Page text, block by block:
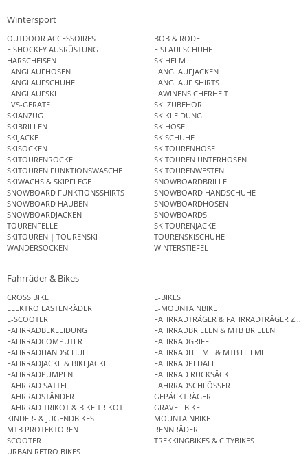
Wintersport
OUTDOOR ACCESSOIRES
BOB & RODEL
EISHOCKEY AUSRÜSTUNG
EISLAUFSCHUHE
HARSCHEISEN
SKIHELM
LANGLAUFHOSEN
LANGLAUFJACKEN
LANGLAUFSCHUHE
LANGLAUF SHIRTS
LANGLAUFSKI
LAWINENSICHERHEIT
LVS-GERÄTE
SKI ZUBEHÖR
SKIANZUG
SKIKLEIDUNG
SKIBRILLEN
SKIHOSE
SKIJACKE
SKISCHUHE
SKISOCKEN
SKITOURENHOSE
SKITOURENRÖCKE
SKITOUREN UNTERHOSEN
SKITOUREN FUNKTIONSWÄSCHE
SKITOURENWESTEN
SKIWACHS & SKIPFLEGE
SNOWBOARDBRILLE
SNOWBOARD FUNKTIONSSHIRTS
SNOWBOARD HANDSCHUHE
SNOWBOARD HAUBEN
SNOWBOARDHOSEN
SNOWBOARDJACKEN
SNOWBOARDS
TOURENFELLE
SKITOURENJACKE
SKITOUREN | TOURENSKI
TOURENSKISCHUHE
WANDERSOCKEN
WINTERSTIEFEL
Fahrräder & Bikes
CROSS BIKE
E-BIKES
ELEKTRO LASTENRÄDER
E-MOUNTAINBIKE
E-SCOOTER
FAHRRADTRÄGER & FAHRRADTRÄGER
FAHRRADBEKLEIDUNG
FAHRRADBRILLEN & MTB BRILLEN
FAHRRADCOMPUTER
FAHRRADGRIFFE
FAHRRADHANDSCHUHE
FAHRRADHELME & MTB HELME
FAHRRADJACKE & BIKEJACKE
FAHRRADPEDALE
FAHRRADPUMPEN
FAHRRAD RUCKSÄCKE
FAHRRAD SATTEL
FAHRRADSCHLÖSSER
FAHRRADSTÄNDER
GEPÄCKTRÄGER
FAHRRAD TRIKOT & BIKE TRIKOT
GRAVEL BIKE
KINDER- & JUGENDBIKES
MOUNTAINBIKE
MTB PROTEKTOREN
RENNRÄDER
SCOOTER
TREKKINGBIKES & CITYBIKES
URBAN RETRO BIKES